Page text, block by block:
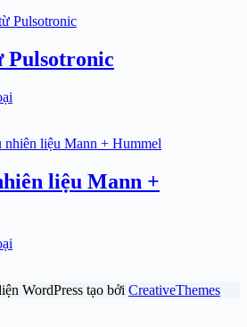
Pulsotronic
liệu Mann +
WordPress tạo bởi CreativeThemes